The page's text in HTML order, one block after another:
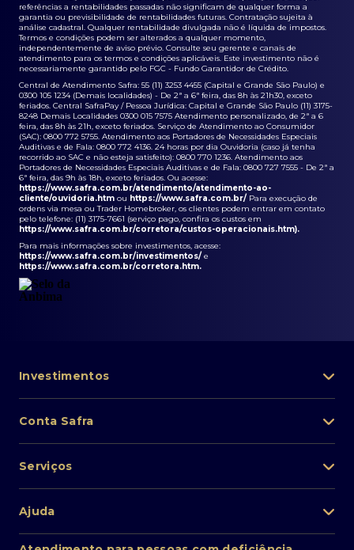
referências a rentabilidades passadas não significam de qualquer forma a
garantia ou previsibilidade de rentabilidades futuras. Contratação sujeita à
análise cadastral. Qualquer rentabilidade divulgada não é líquida de impostos.
Termos e condições podem ser alterados a qualquer momento,
independentemente de aviso prévio. Consulte seu gerente e canais de
atendimento para os termos e condições aplicáveis. Este investimento não é
necessariamente garantido pelo FGC - Fundo Garantidor de Crédito.
Central de Atendimento Safra: 55 (11) 3253 4455 (Capital e Grande São Paulo) e
0300 105 1234 (Demais localidades) - De 2ª a 6ª feira, das 8h às 21h30, exceto
feriados. Central SafraPay / Pessoa Jurídica: Capital e Grande São Paulo (11) 3175-
8248 Demais Localidades 0300 015 7575 Atendimento personalizado, de 2ª a 6
feira, das 8h às 21h, exceto feriados. Serviço de Atendimento ao Consumidor
(SAC): 0800 772 5755. Atendimento aos Portadores de Necessidades Especiais
Auditivas e de Fala: 0800 772 4136. 24 horas por dia Ouvidoria (caso já tenha
recorrido ao SAC e não esteja satisfeito): 0800 770 1236. Atendimento aos
Portadores de Necessidades Especiais Auditivas e de Fala: 0800 727 7555 - De 2ª a
6ª feira, das 9h às 18h, exceto feriados. Ou acesse:
https://www.safra.com.br/atendimento/atendimento-ao-
cliente/ouvidoria.htm ou https://www.safra.com.br/ Para execução de
ordens via mesa ou Trader Homebroker, os clientes podem entrar em contato
pelo telefone: (11) 3175-7661 (serviço pago, confira os custos em
https://www.safra.com.br/corretora/custos-operacionais.htm).
Para mais informações sobre investimentos, acesse:
https://www.safra.com.br/investimentos/ e
https://www.safra.com.br/corretora.htm.
Investimentos
Lista de fundos de investimento
Private Banking
Renda fixa
Conta Safra
Pessoa Física
Cartões
Empréstimos e financiamentos
Serviços
Perda/roubo de celular
Ajuda
Atendimento ao cliente